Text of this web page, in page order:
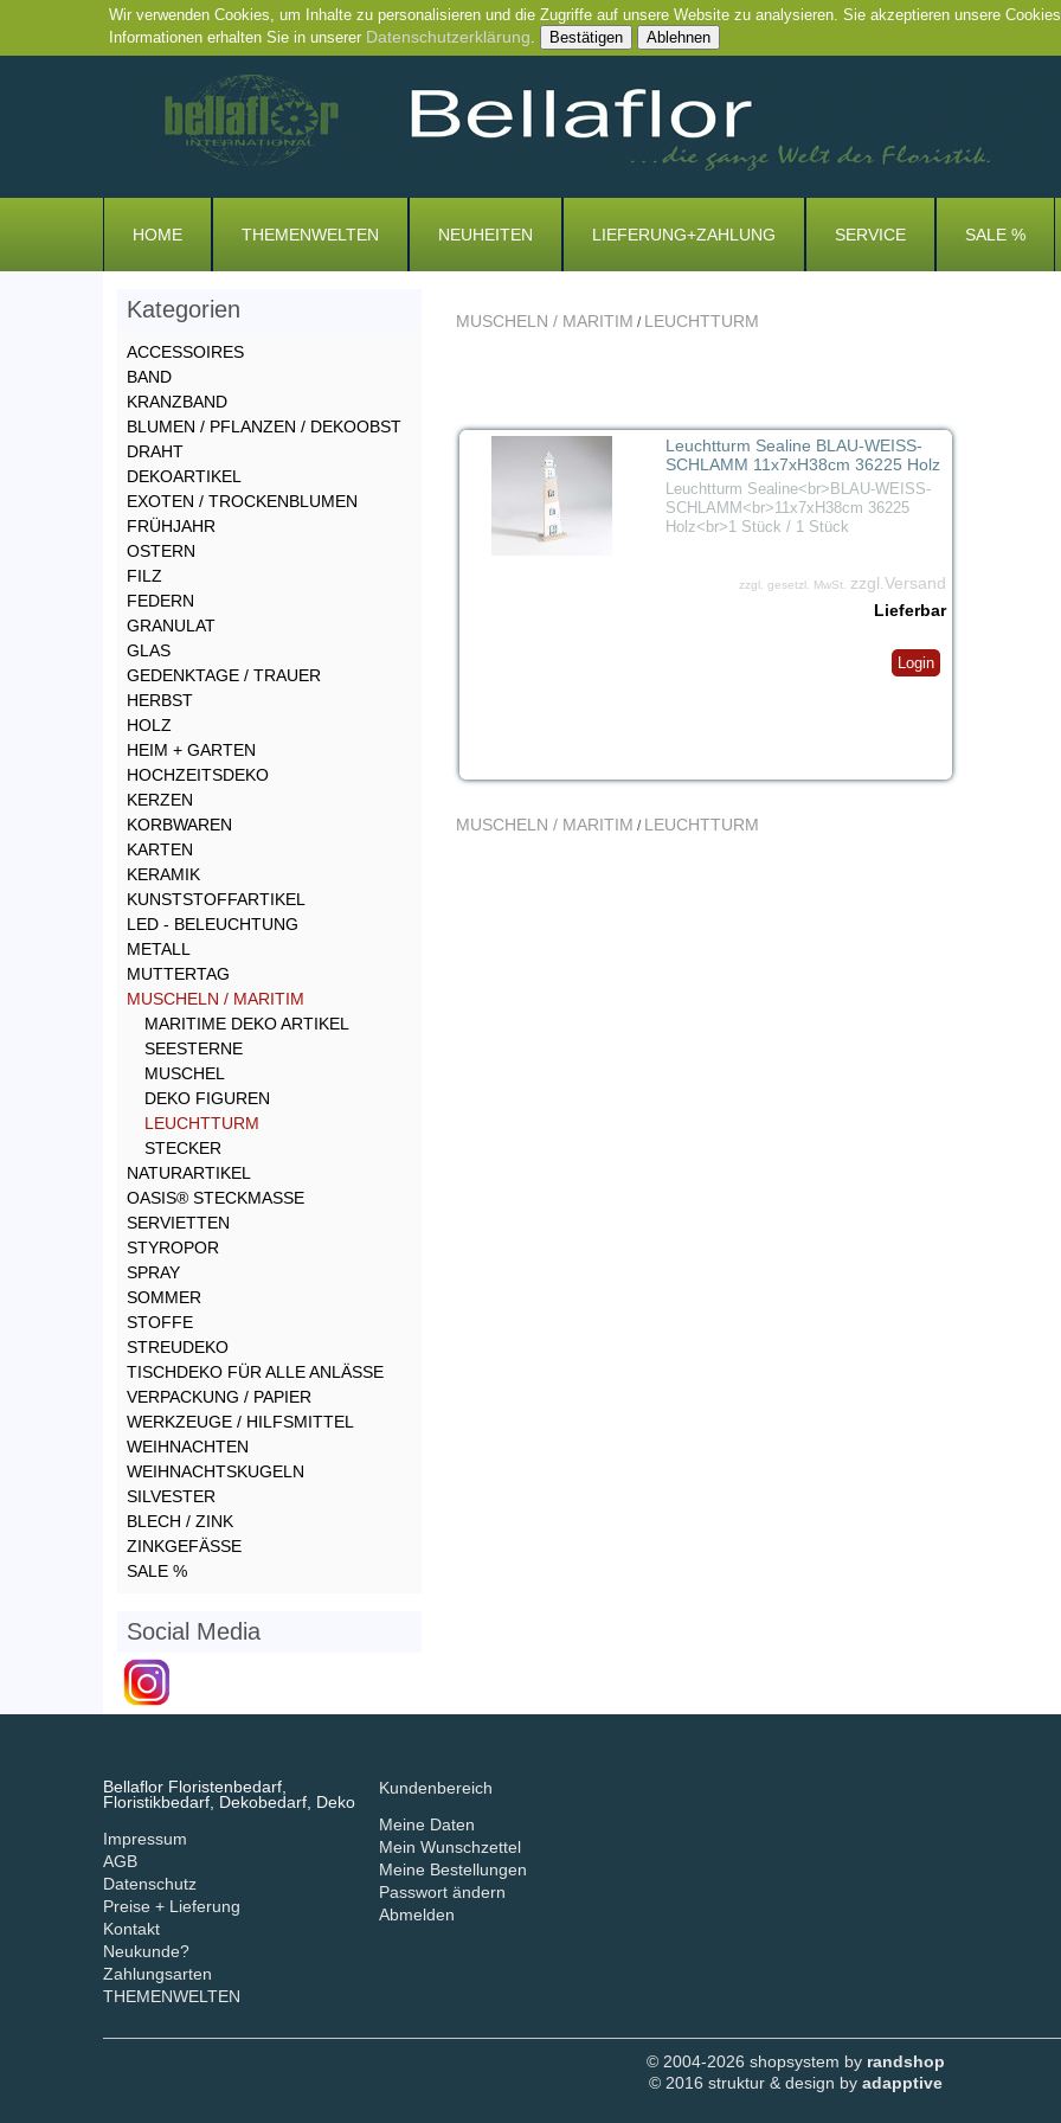
Wir verwenden Cookies, um Inhalte zu personalisieren und die Zugriffe auf unsere Website zu analysieren. Sie akzeptieren unsere
Informationen erhalten Sie in unserer Datenschutzerklärung. Bestätigen Ablehnen
HOME THEMENWELTEN NEUHEITEN LIEFERUNG+ZAHLUNG SERVICE SALE %
MUSCHELN / MARITIM / LEUCHTTURM
Leuchtturm Sealine BLAU-WEISS-
SCHLAMM 11x7xH38cm 36225 Holz
Leuchtturm Sealine<br>BLAU-WEISS-
SCHLAMM<br>11x7xH38cm 36225
Holz<br>1 Stück / 1 Stück
zzgl. gesetzl. MwSt.
zzgl.Versand
Lieferbar
Login
MUSCHELN / MARITIM / LEUCHTTURM
Kategorien
ACCESSOIRES
BAND
KRANZBAND
BLUMEN / PFLANZEN / DEKOOBST
DRAHT
DEKOARTIKEL
EXOTEN / TROCKENBLUMEN
FRÜHJAHR
OSTERN
FILZ
FEDERN
GRANULAT
GLAS
GEDENKTAGE / TRAUER
HERBST
HOLZ
HEIM + GARTEN
HOCHZEITSDEKO
KERZEN
KORBWAREN
KARTEN
KERAMIK
KUNSTSTOFFARTIKEL
LED - BELEUCHTUNG
METALL
MUTTERTAG
MUSCHELN / MARITIM
MARITIME DEKO ARTIKEL
SEESTERNE
MUSCHEL
DEKO FIGUREN
LEUCHTTURM
STECKER
NATURARTIKEL
OASIS® STECKMASSE
SERVIETTEN
STYROPOR
SPRAY
SOMMER
STOFFE
STREUDEKO
TISCHDEKO FÜR ALLE ANLÄSSE
VERPACKUNG / PAPIER
WERKZEUGE / HILFSMITTEL
WEIHNACHTEN
WEIHNACHTSKUGELN
SILVESTER
BLECH / ZINK
ZINKGEFÄSSE
SALE %
Social Media
Bellaflor Floristenbedarf,
Floristikbedarf, Dekobedarf, Deko
Impressum
AGB
Datenschutz
Preise + Lieferung
Kontakt
Neukunde?
Zahlungsarten
THEMENWELTEN
Kundenbereich
Meine Daten
Mein Wunschzettel
Meine Bestellungen
Passwort ändern
Abmelden
© 2004-2026 shopsystem by randshop
© 2016 struktur & design by adapptive